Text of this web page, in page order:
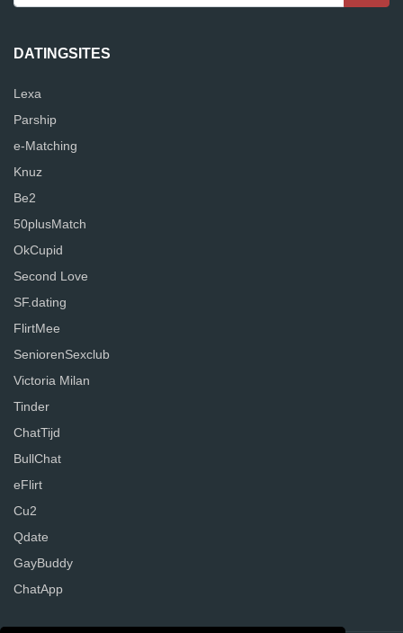
DATINGSITES
Lexa
Parship
e-Matching
Knuz
Be2
50plusMatch
OkCupid
Second Love
SF.dating
FlirtMee
SeniorenSexclub
Victoria Milan
Tinder
ChatTijd
BullChat
eFlirt
Cu2
Qdate
GayBuddy
ChatApp